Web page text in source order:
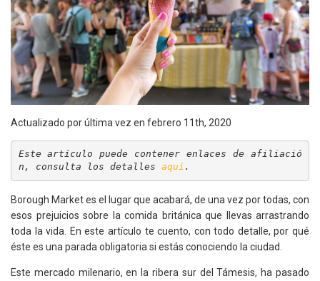
Actualizado por última vez en febrero 11th, 2020
Este artículo puede contener enlaces de afiliació
n, consulta los detalles aquí .
Borough Market es el lugar que acabará, de una vez por todas, con
esos prejuicios sobre la comida británica que llevas arrastrando
toda la vida. En este artículo te cuento, con todo detalle, por qué
éste es una parada obligatoria si estás conociendo la ciudad.
Este mercado milenario, en la ribera sur del Támesis, ha pasado